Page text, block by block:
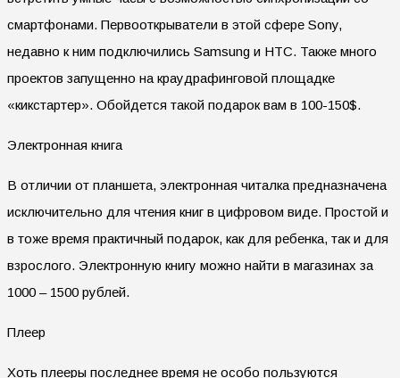
смартфонами. Первооткрыватели в этой сфере Sony,
недавно к ним подключились Samsung и HTC. Также много
проектов запущенно на краудрафинговой площадке
«кикстартер». Обойдется такой подарок вам в 100-150$.
Электронная книга
В отличии от планшета, электронная читалка предназначена
исключительно для чтения книг в цифровом виде. Простой и
в тоже время практичный подарок, как для ребенка, так и для
взрослого. Электронную книгу можно найти в магазинах за
1000 – 1500 рублей.
Плеер
Хоть плееры последнее время не особо пользуются